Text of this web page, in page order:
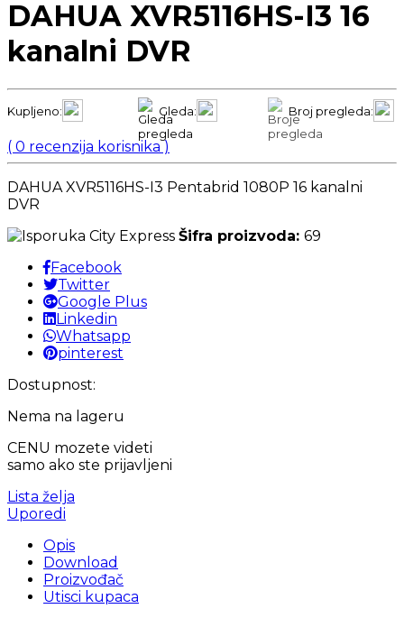
DAHUA XVR5116HS-I3 16
kanalni DVR
Kupljeno: Gleda: Broj pregleda:
( 0 recenzija korisnika )
DAHUA XVR5116HS-I3 Pentabrid 1080P 16 kanalni
DVR
Šifra proizvoda: 69
Facebook
Twitter
Google Plus
Linkedin
Whatsapp
pinterest
Dostupnost:
Nema na lageru
CENU mozete videti
samo ako ste prijavljeni
Lista želja
Uporedi
Opis
Download
Proizvođač
Utisci kupaca